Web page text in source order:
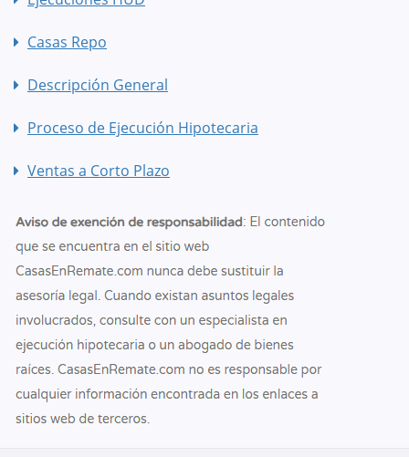
Casas Repo
Descripción General
Proceso de Ejecución Hipotecaria
Ventas a Corto Plazo